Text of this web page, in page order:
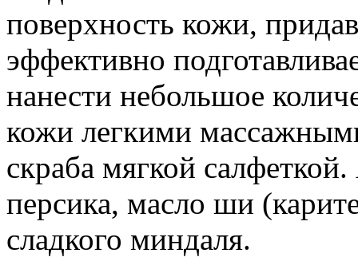
поверхность кожи,
эффективно
нанести небольшое
кожи легкими
скраба мягкой
персика, масло ши
сладкого миндаля.